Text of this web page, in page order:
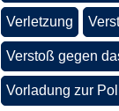
Verletzung
Verstoß gegen
Vorladung zur